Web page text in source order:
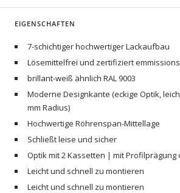
EIGENSCHAFTEN
7-schichtiger hochwertiger Lackaufbau
Lösemittelfrei und zertifiziert
brillant-weiß ähnlich RAL 9003
Moderne Designkante (eckige Optik,
mm Radius)
Hochwertige Röhrenspan-Mittellage
Schließt leise und sicher
Optik mit 2 Kassetten | mit Profilprägung
Leicht und schnell zu montieren
Leicht und schnell zu montieren